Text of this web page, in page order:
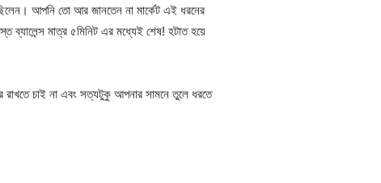
আপনি তো আর জানতেন না মার্কেট এই ধরনের
ব্যালেন্স মাত্র ৫মিনিট এর মধ্যেই শেষ! হটাত হয়ে
চাই না এবং সত্যটুকু আপনার সামনে তুলে ধরতে